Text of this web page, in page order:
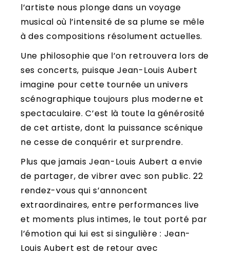
l’artiste nous plonge dans un voyage
musical où l’intensité de sa plume se mêle
à des compositions résolument actuelles.
Une philosophie que l’on retrouvera lors de
ses concerts, puisque Jean-Louis Aubert
imagine pour cette tournée un univers
scénographique toujours plus moderne et
spectaculaire. C’est là toute la générosité
de cet artiste, dont la puissance scénique
ne cesse de conquérir et surprendre.
Plus que jamais Jean-Louis Aubert a envie
de partager, de vibrer avec son public. 22
rendez-vous qui s’annoncent
extraordinaires, entre performances live
et moments plus intimes, le tout porté par
l’émotion qui lui est si singulière : Jean-
Louis Aubert est de retour avec